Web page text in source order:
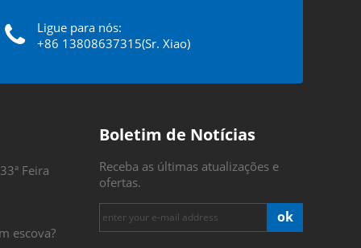
Ligue para nós:
+86 13808637315(Sr. Xiao)
Feira
escova?
Boletim de Notícias
Receba as últimas atualizações e
ofertas.
ok